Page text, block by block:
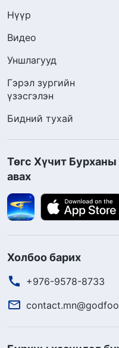
Нүүр
Видео
Уншлагууд
Гэрэл зургийн
үзэсгэлэн
Бидний тухай
Төгс Хүчит
авах
Холбоо барих
+976-9578-8733